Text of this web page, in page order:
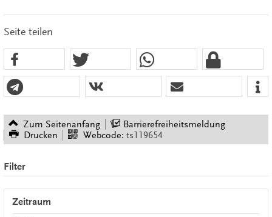
Seite teilen
Zum Seitenanfang
Barrierefreiheitsmeldung
Drucken
Webcode: ts119654
Filter
Zeitraum